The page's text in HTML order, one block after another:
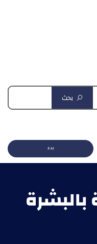
بحث
بدء
بالبشرة